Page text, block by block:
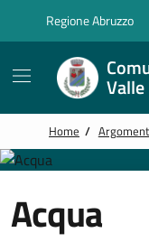
Regione Abruzzo
Home /
Acqua